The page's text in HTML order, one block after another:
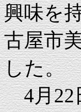
興味を
古屋市
した。
4月22